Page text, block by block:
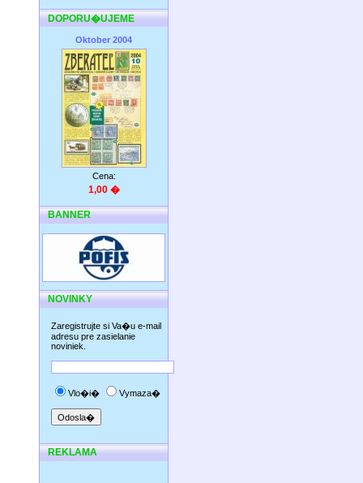
DOPORU�UJEME
Oktober 2004
Cena:
1,00 �
BANNER
NOVINKY
Zaregistrujte si Va�u e-mail
adresu pre zasielanie
noviniek.
Vlo�i� Vymaza�
REKLAMA